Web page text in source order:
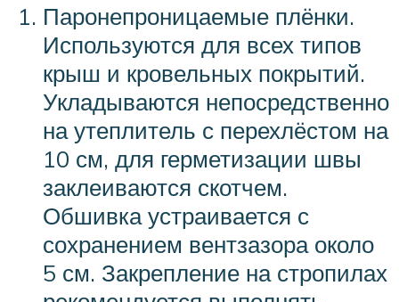
Паронепроницаемые плёнки.
Используются для всех типов
крыш и кровельных покрытий.
Укладываются непосредственно
на утеплитель с перехлёстом на
10 см, для герметизации швы
заклеиваются скотчем.
Обшивка устраивается с
сохранением вентзазора около
5 см. Закрепление на стропилах